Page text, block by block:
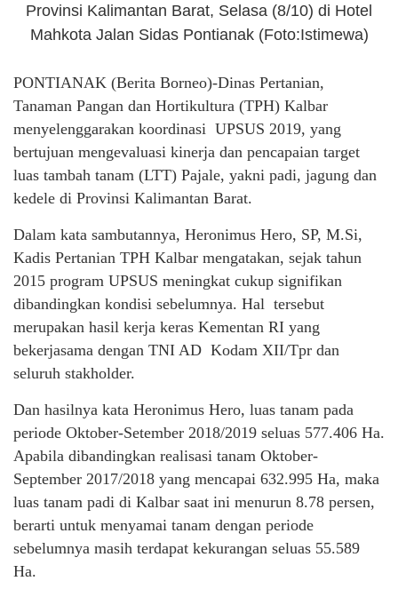
Provinsi Kalimantan Barat, Selasa (8/10) di Hotel
Mahkota Jalan Sidas Pontianak (Foto:Istimewa)
PONTIANAK (Berita Borneo)-Dinas Pertanian,
Tanaman Pangan dan Hortikultura (TPH) Kalbar
menyelenggarakan koordinasi UPSUS 2019, yang
bertujuan mengevaluasi kinerja dan pencapaian target
luas tambah tanam (LTT) Pajale, yakni padi, jagung dan
kedele di Provinsi Kalimantan Barat.
Dalam kata sambutannya, Heronimus Hero, SP, M.Si,
Kadis Pertanian TPH Kalbar mengatakan, sejak tahun
2015 program UPSUS meningkat cukup signifikan
dibandingkan kondisi sebelumnya. Hal tersebut
merupakan hasil kerja keras Kementan RI yang
bekerjasama dengan TNI AD Kodam XII/Tpr dan
seluruh stakholder.
Dan hasilnya kata Heronimus Hero, luas tanam pada
periode Oktober-Setember 2018/2019 seluas 577.406 Ha.
Apabila dibandingkan realisasi tanam Oktober-
September 2017/2018 yang mencapai 632.995 Ha, maka
luas tanam padi di Kalbar saat ini menurun 8.78 persen,
berarti untuk menyamai tanam dengan periode
sebelumnya masih terdapat kekurangan seluas 55.589
Ha.